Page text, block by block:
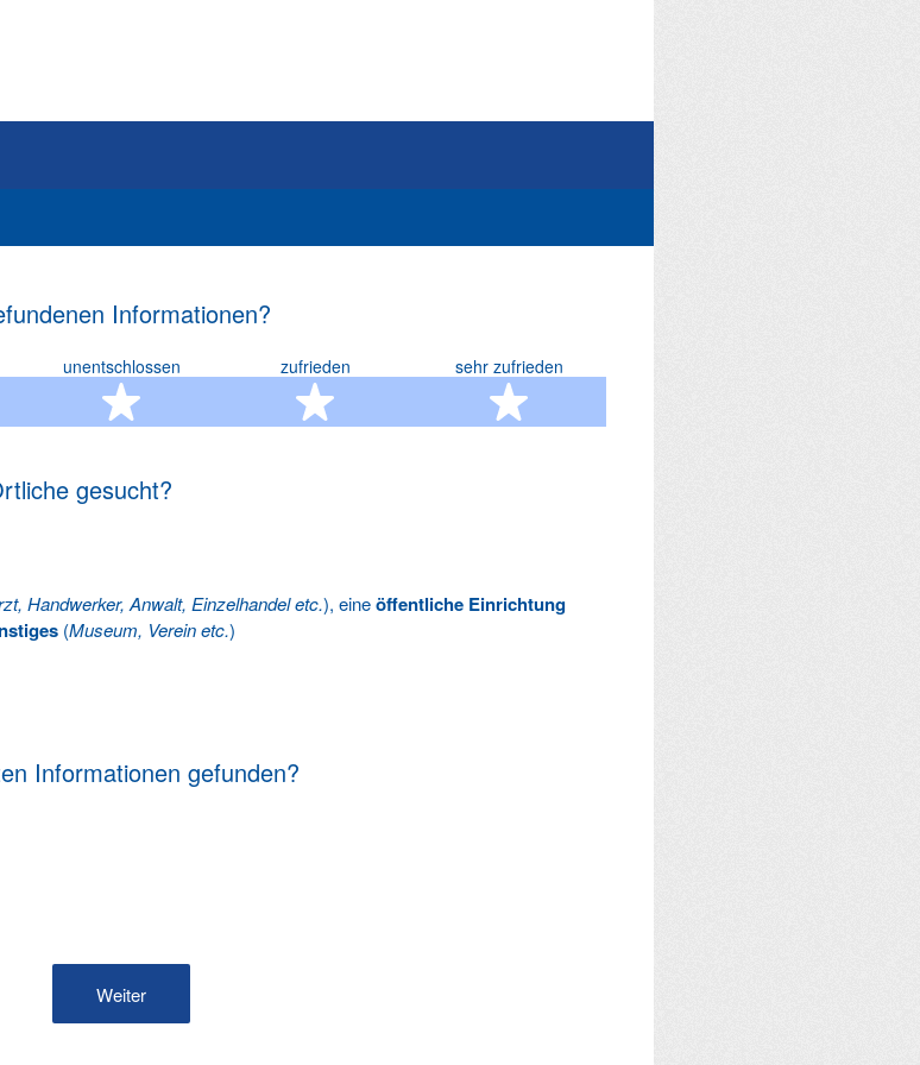
Informationen?
unentschlossen
3 Sterne
zufrieden
4 Sterne
sehr zufrieden
5 Sterne
gesucht?
Handwerker, Anwalt, Einzelhandel etc.), eineöffentliche Einrichtung
(Museum, Verein etc.)
Informationen gefunden?
Weiter